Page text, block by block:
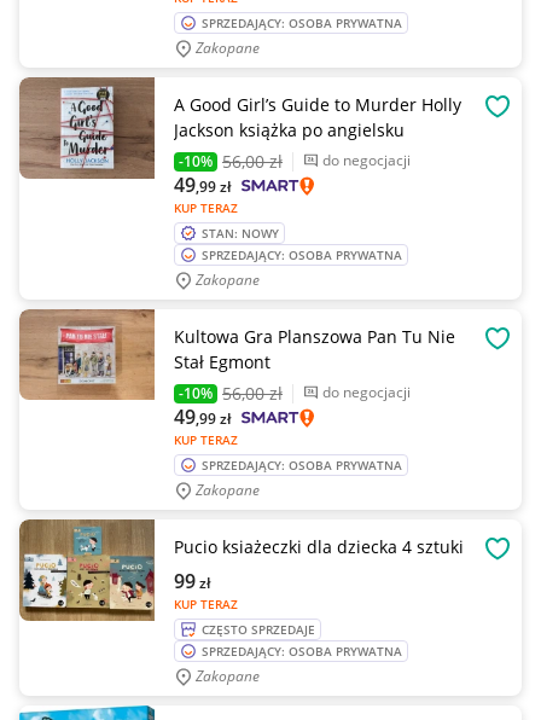
SPRZEDAJĄCY: OSOBA PRYWATNA
Zakopane
A Good Girl’s Guide to Murder Holly
Jackson książka po angielsku
-10% 56,00 zł do negocjacji
KUP TERAZ
49,99zł
STAN: NOWY
SPRZEDAJĄCY: OSOBA PRYWATNA
Zakopane
Kultowa Gra Planszowa Pan Tu Nie
Stał Egmont
-10% 56,00 zł do negocjacji
KUP TERAZ
49,99zł
SPRZEDAJĄCY: OSOBA PRYWATNA
Zakopane
Pucio ksiażeczki dla dziecka 4 sztuki
KUP TERAZ
99zł
CZĘSTO SPRZEDAJE
SPRZEDAJĄCY: OSOBA PRYWATNA
Zakopane